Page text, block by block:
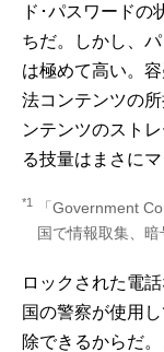
ド･パスワードの
ちだ。しかし、
は極めて高い。
法コンテンツの
ンテンツのスト
る技量はまさに
*1
「Government
国で情報取集、暗
ロックされた電
国の警察が使用
除できるからだ